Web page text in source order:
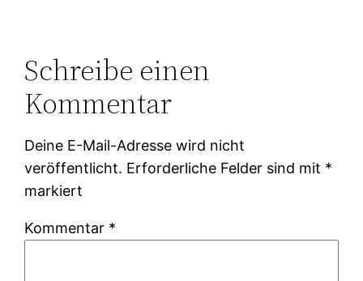
Schreibe einen
Kommentar
Deine E-Mail-Adresse wird nicht
veröffentlicht. Erforderliche Felder sind mit *
markiert
Kommentar *